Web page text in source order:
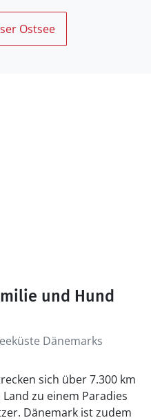
Ostsee
Dänemarks
und Hund
sich über 7.300 km
zu einem Paradies
Dänemark ist zudem